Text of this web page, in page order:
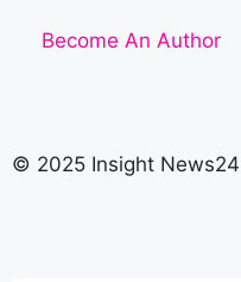
Become An Author
© 2025 Insight